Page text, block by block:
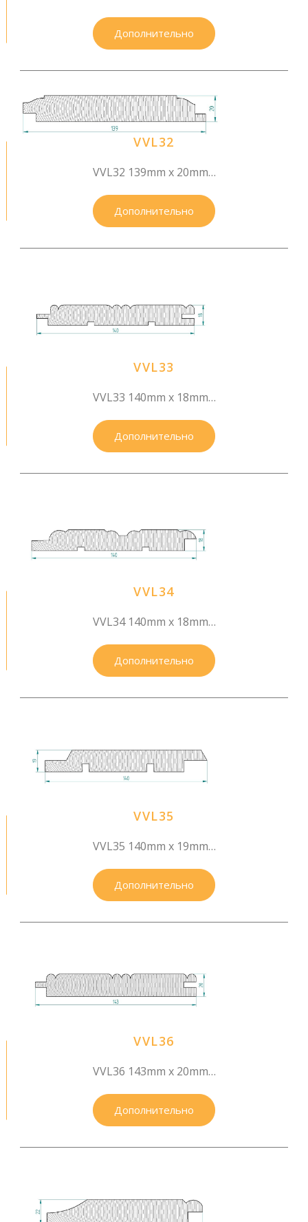
Дополнительно
VVL32
VVL32 139mm x 20mm…
Дополнительно
VVL33
VVL33 140mm x 18mm…
Дополнительно
VVL34
VVL34 140mm x 18mm…
Дополнительно
VVL35
VVL35 140mm x 19mm…
Дополнительно
VVL36
VVL36 143mm x 20mm…
Дополнительно